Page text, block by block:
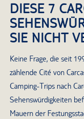
DIESE 7
SIE NICHT
Keine Frage, die seit
zählende Cité von
Camping-Trips nach
Sehenswürdigkeiten
Mauern der